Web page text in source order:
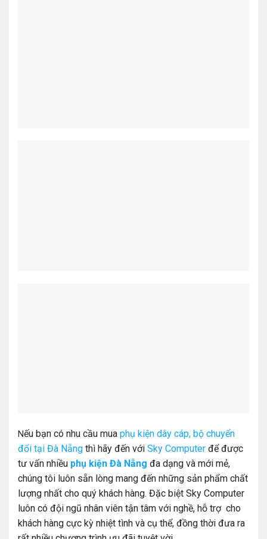
Nếu bạn có nhu cầu mua phụ kiện dây cáp, bộ chuyển
đổi tại Đà Nẵng thì hãy đến với Sky Computer để được
tư vấn nhiều phụ kiện Đà Nẵng đa dạng và mới mẻ,
chúng tôi luôn sẵn lòng mang đến những sản phẩm chất
lượng nhất cho quý khách hàng. Đặc biệt Sky Computer
luôn có đội ngũ nhân viên tận tâm với nghề, hỗ trợ cho
khách hàng cực kỳ nhiệt tình và cụ thể, đồng thời đưa ra